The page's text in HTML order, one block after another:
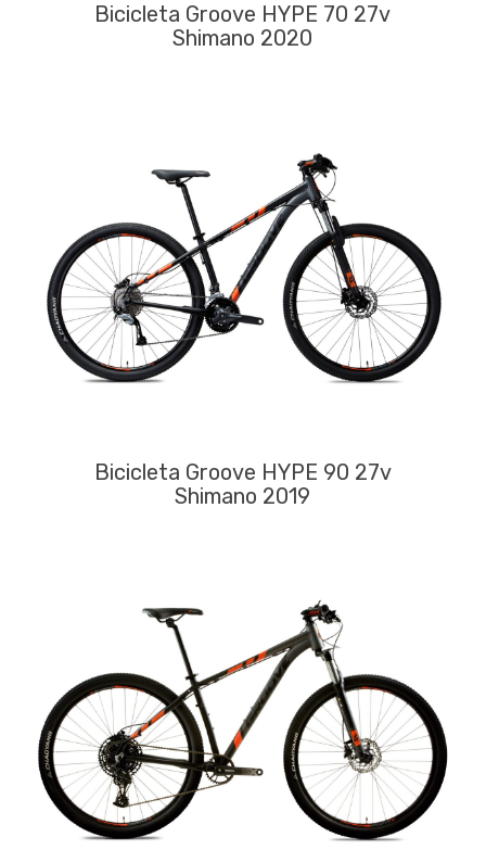
Bicicleta Groove HYPE 70 27v
Shimano 2020
Bicicleta Groove HYPE 90 27v
Shimano 2019